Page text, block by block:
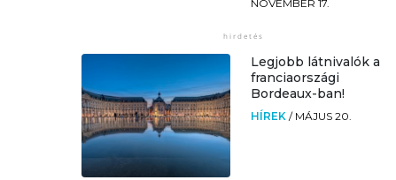
NOVEMBER 17.
Legjobb látnivalók a
franciaországi
Bordeaux-ban!
HÍREK/ MÁJUS 20.